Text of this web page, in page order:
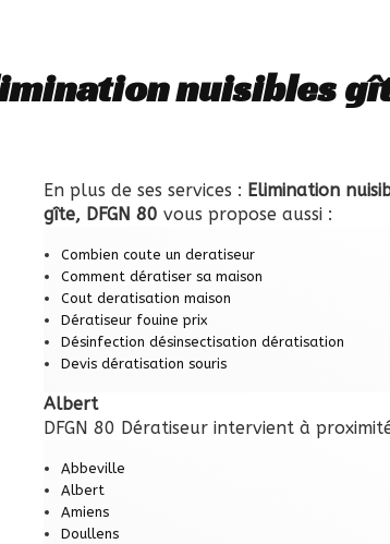
nuisibles
En plus de ses services : Elimination
gîte, DFGN 80 vous propose aussi :
Combien coute un deratiseur
Comment dératiser sa maison
Cout deratisation maison
Dératiseur fouine prix
Désinfection désinsectisation dératisation
Devis dératisation souris
Albert
DFGN 80 Dératiseur intervient à
Abbeville
Albert
Amiens
Doullens